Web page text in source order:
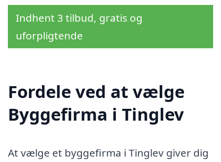
Indhent 3 tilbud, gratis og
uforpligtende
Fordele ved at vælge
Byggefirma i Tinglev
At vælge et byggefirma i Tinglev giver dig